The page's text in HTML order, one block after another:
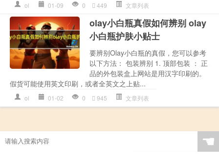
ol 01-09 0 449 文章列表
olay小白瓶真假如何辨别 olay
小白瓶护肤小贴士
要辨别Olay小白瓶的真假，您可以参考
以下方法： 包装辨别 1. 顶部包装 ： 正
品的外包装盒上网站是用汉字印刷的。
假货可能使用英文印刷，或者全英文之上贴...
ol 01-02 0 945 文章列表
☚